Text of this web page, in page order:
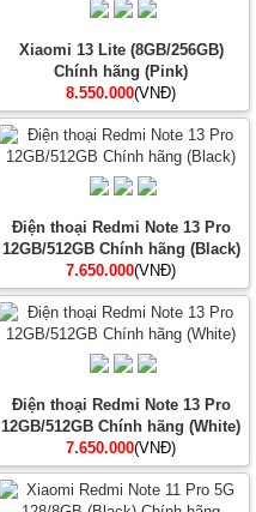
Xiaomi 13 Lite (8GB/256GB)
Chính hãng (Pink)
8.550.000(VNĐ)
Điện thoại Redmi Note 13 Pro
12GB/512GB Chính hãng (Black)
7.650.000(VNĐ)
Điện thoại Redmi Note 13 Pro
12GB/512GB Chính hãng (White)
7.650.000(VNĐ)